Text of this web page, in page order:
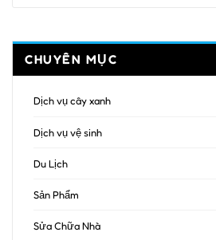
CHUYÊN MỤC
Dịch vụ cây xanh
Dịch vụ vệ sinh
Du Lịch
Sản Phẩm
Sửa Chữa Nhà